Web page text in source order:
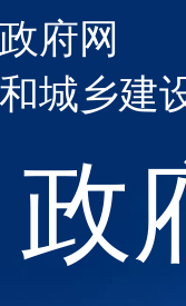
政
府网
城乡建